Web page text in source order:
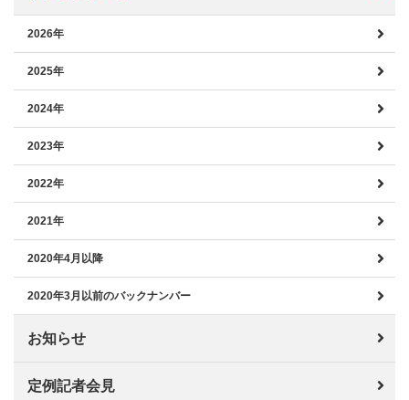
2026年
2025年
2024年
2023年
2022年
2021年
2020年4月以降
2020年3月以前のバックナンバー
お知らせ
定例記者会見